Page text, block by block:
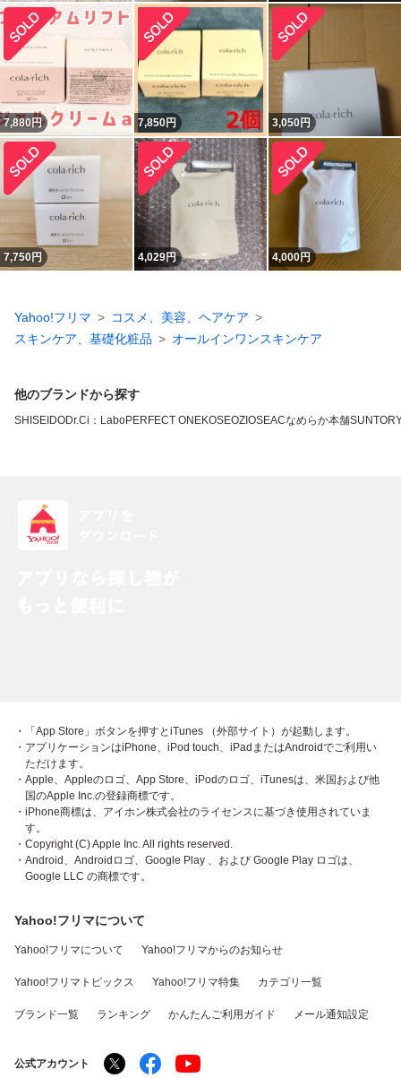
7,880 円 7,850円 3,050円
7,750円 4,029円 4,000円
Yahoo!フリマ
コスメ、美容、ヘアケア
スキンケア、基礎化粧品
オールインワンスキンケア
他のブランドから探す
SHISEIDODr.Ci：LaboPERFECT ONEKOSEOZIOSEACなめらか本舗
・「App Store」ボタンを押すとiTunes （外部サイト）が起動します。
・アプリケーションはiPhone、iPod touch、iPadまたはAndroidでご利用い
ただけます。
・Apple、Appleのロゴ、App Store、iPodのロゴ、iTunesは、米国および他
国のApple Inc.の登録商標です。
・iPhone商標は、アイホン株式会社のライセンスに基づき使用されていま
す。
・Copyright (C) Apple Inc. All rights reserved.
・Android、Androidロゴ、Google Play 、および Google Play ロゴは、
Google LLC の商標です。
Yahoo!フリマについて
Yahoo!フリマについて Yahoo!フリマからのお知らせ
Yahoo!フリマトピックス Yahoo!フリマ特集 カテゴリ一覧
ブランド一覧 ランキング かんたんご利用ガイド メール通知設定
公式アカウント